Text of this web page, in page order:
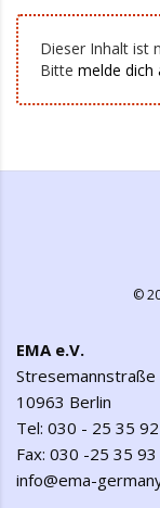
Dieser Inhalt ist
Bitte melde dich
©
EMA e.V.
Stresemannstraße
10963 Berlin
Tel: 030 - 25 35
Fax: 030 -25 35
info@ema-